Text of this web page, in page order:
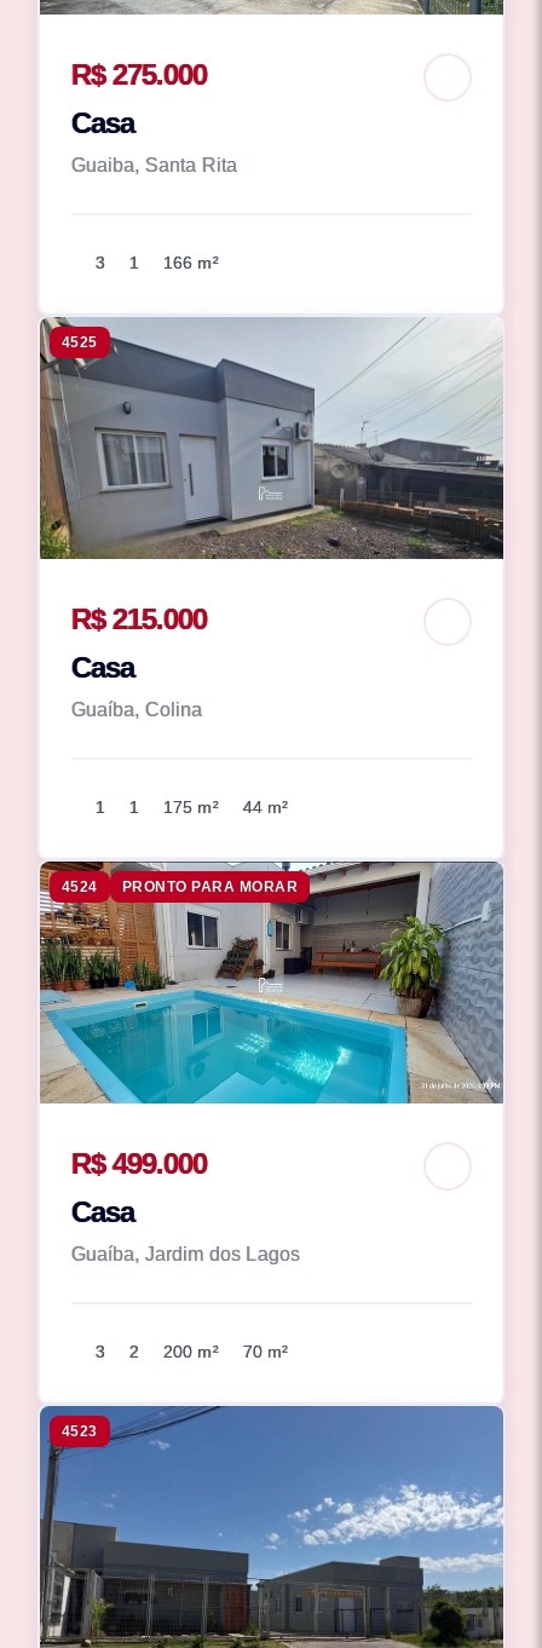
R$ 275.000
Casa
Guaiba, Santa Rita
3 1 166 m²
4525
R$ 215.000
Casa
Guaíba, Colina
1 1 175 m² 44 m²
4524 PRONTO PARA MORAR
R$ 499.000
Casa
Guaíba, Jardim dos Lagos
3 2 200 m² 70 m²
4523